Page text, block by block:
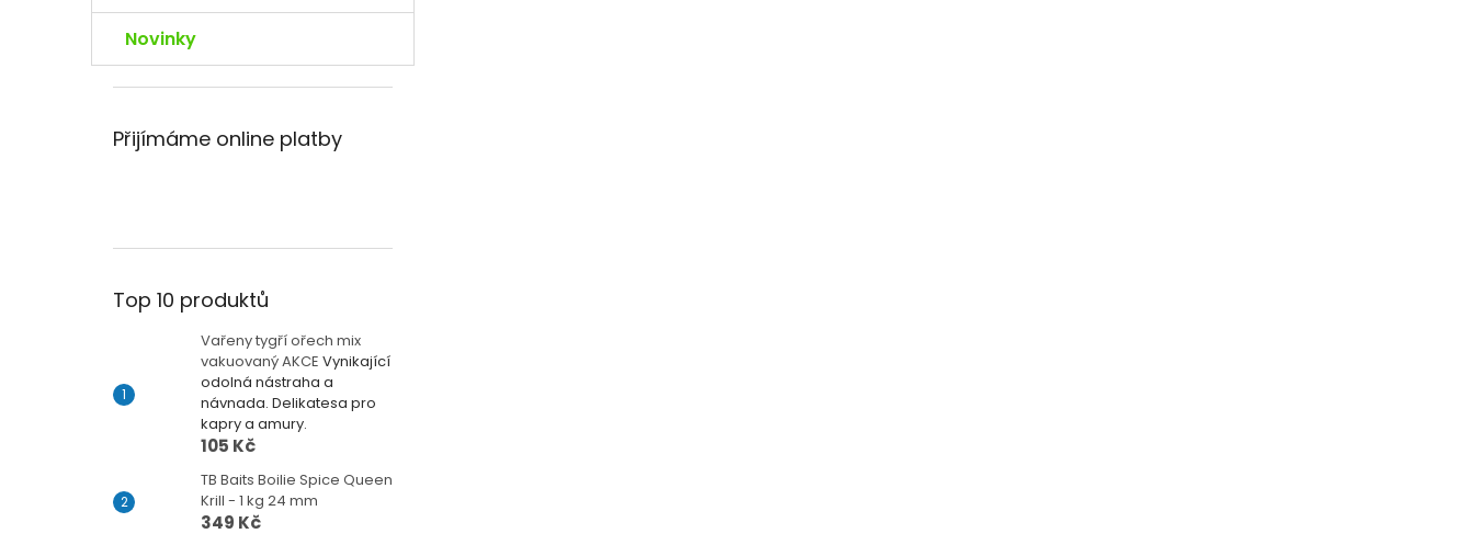
Novinky
Přijímáme online platby
Top 10 produktů
Vařeny tygří ořech mix
vakuovaný AKCE Vynikající
odolná nástraha a
návnada. Delikatesa pro
kapry a amury.
105 Kč
TB Baits Boilie Spice Queen
Krill - 1 kg 24 mm
349 Kč